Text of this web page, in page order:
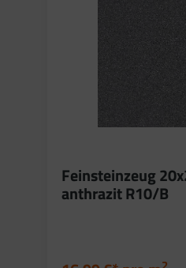
Feinsteinzeug
anthrazit R10/B